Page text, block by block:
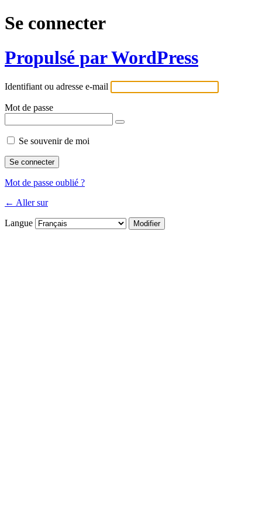
Se connecter
Propulsé par WordPress
Identifiant ou adresse e-mail
Mot de passe
Se souvenir de moi
Mot de passe oublié ?
← Aller sur
Langue